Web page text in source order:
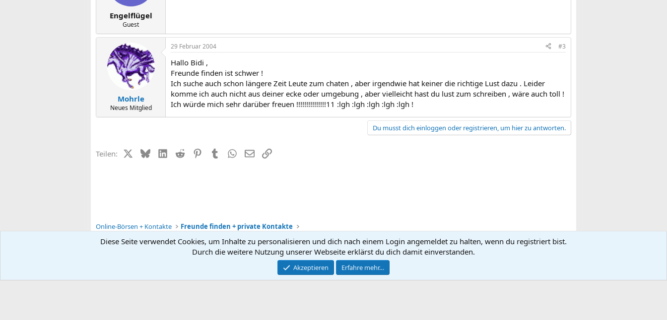
Engelflügel
Guest
Mohrle
Neues Mitglied
29 Februar 2004 #3
Hallo Bidi ,
Freunde finden ist schwer !
Ich suche auch schon längere Zeit Leute zum chaten , aber irgendwie hat keiner die richtige Lust dazu . Leider
komme ich auch nicht aus deiner ecke oder umgebung , aber vielleicht hast du lust zum schreiben , wäre auch toll !
Ich würde mich sehr darüber freuen !!!!!!!!!!!!!!!11 :lgh :lgh :lgh :lgh :lgh !
Du musst dich einloggen oder registrieren, um hier zu antworten.
Teilen: X (Twitter)
BlueskyLinkedIn
Reddit PinterestTumblrWhatsApp
E-MailLink
Online-Börsen + Kontakte Freunde finden + private Kontakte
Kontakt Nutzungsbedingungen Datenschutz
Community platform by XenForo ® © 2010-2026 XenForo Ltd.
Diese Seite verwendet Cookies, um Inhalte zu personalisieren und dich nach einem Login angemeldet zu halten, wenn du registriert bist.
Durch die weitere Nutzung unserer Webseite erklärst du dich damit einverstanden.
Akzeptieren Erfahre mehr…